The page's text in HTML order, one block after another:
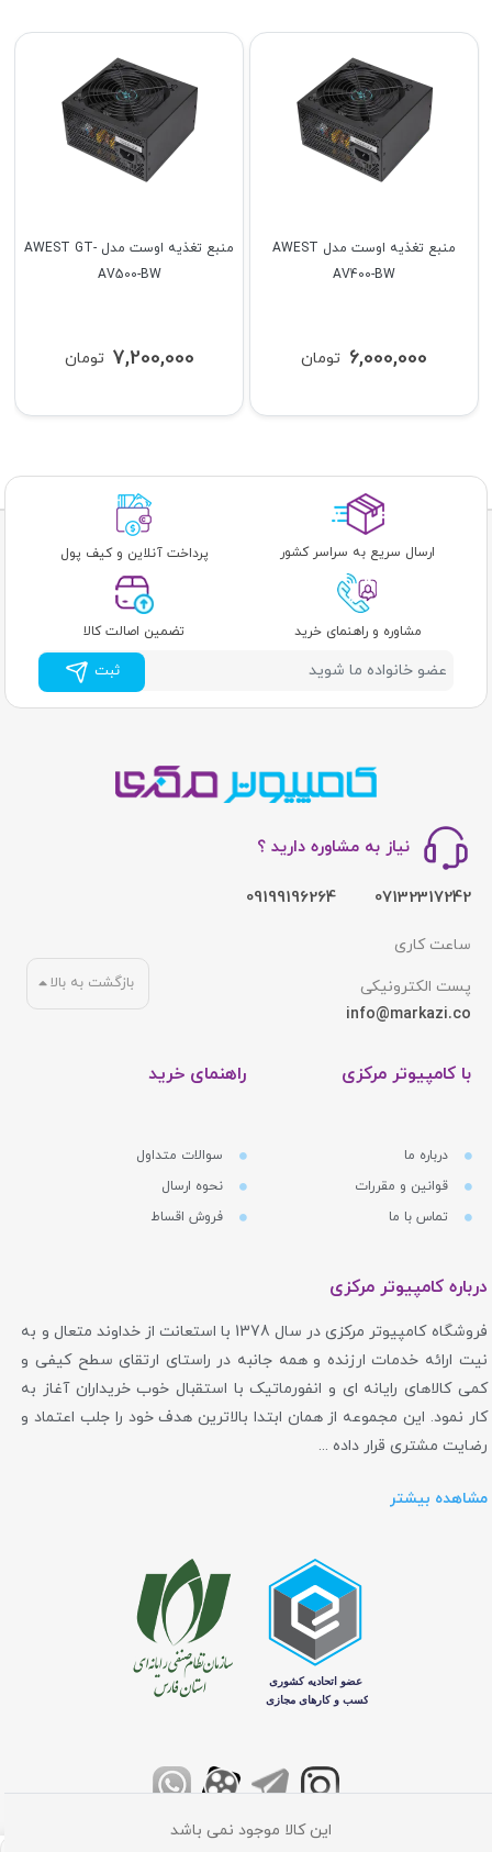
این کالا موجود نمی باشد
منبع تغذیه اوست مدل AWEST GT-
AV500-BW
تومان 7,200,000
منبع تغذیه اوست مدل AWEST
AV400-BW
تومان 6,000,000
ارسال سریع به سراسر کشور پرداخت آنلاین و کیف پول
مشاوره و راهنمای خرید تضمین اصالت کالا
ثبت
نیاز به مشاوره دارید ؟
07132317242
09199196264
ساعت کاری
پست الکترونیکی
info@markazi.co
با کامپیوتر مرکزی
درباره ما
قوانین و مقررات
تماس با ما
راهنمای خرید
سوالات متداول
نحوه ارسال
فروش اقساط
بازگشت به بالا
درباره کامپیوتر مرکزی
فروشگاه کامپیوتر مرکزی در سال 1378 با استعانت از خداوند متعال و به
نیت ارائه خدمات ارزنده و همه جانبه در راستای ارتقای سطح کیفی و
کمی کالاهای رایانه ای و انفورماتیک با استقبال خوب خریداران آغاز به
کار نمود. این مجموعه از همان ابتدا بالاترین هدف خود را جلب اعتماد و
رضایت مشتری قرار داده ...
مشاهده بیشتر
تمامی حقوق برای فروشگاه اینترنتی کامپیوتر مرکزی محفوظ می باشد